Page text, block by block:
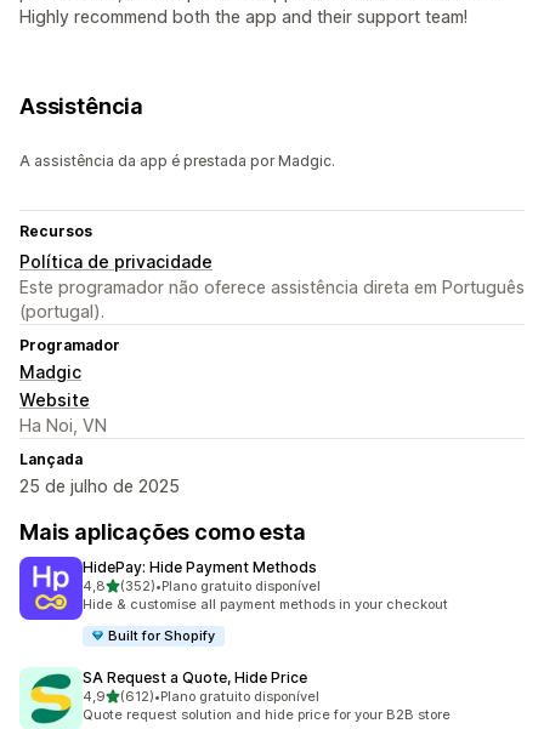
Highly recommend both the app and their support team!
Assistência
A assistência da app é prestada por Madgic.
Recursos
Política de privacidade
Este programador não oferece assistência direta em Português
(portugal).
Programador
Madgic
Website
Ha Noi, VN
Lançada
25 de julho de 2025
Mais aplicações como esta
HidePay: Hide Payment Methods
4,8de 5 estrelas
(352)
352 total de avaliações
•Plano gratuito disponível
Hide & customise all payment methods in your checkout
Built for Shopify
SA Request a Quote, Hide Price
4,9de 5 estrelas
(612)
612 total de avaliações
•Plano gratuito disponível
Quote request solution and hide price for your B2B store